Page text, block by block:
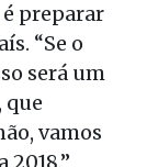
preparar
“Se o
será um
que
vamos